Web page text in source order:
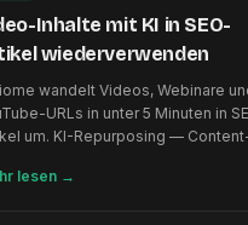
Inhalte mit KI in SEO-
wiederverwenden
wandelt Videos, Webinare
URLs in unter 5 Minuten in
um. KI-Repurposing —
lesen →